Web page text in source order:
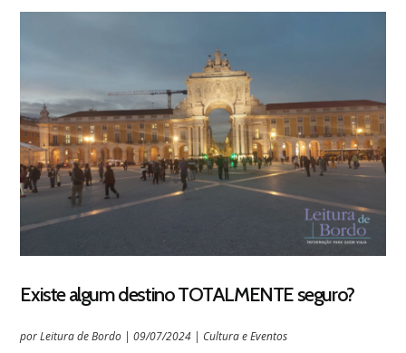
Existe algum destino TOTALMENTE seguro?
porLeitura de Bordo |09/07/2024 | Cultura e Eventos